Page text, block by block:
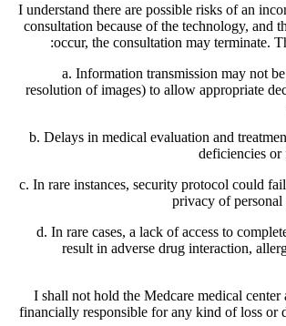
I understand there are possible risks of an
consultation because of the technology, and
occur, the consultation may terminate.
a. Information transmission may not
resolution of images) to allow appropriate
b. Delays in medical evaluation and
deficiencies
c. In rare instances, security protocol could
privacy of
d. In rare cases, a lack of access to
result in adverse drug interaction,
I shall not hold the Medcare medical
financially responsible for any kind of loss or